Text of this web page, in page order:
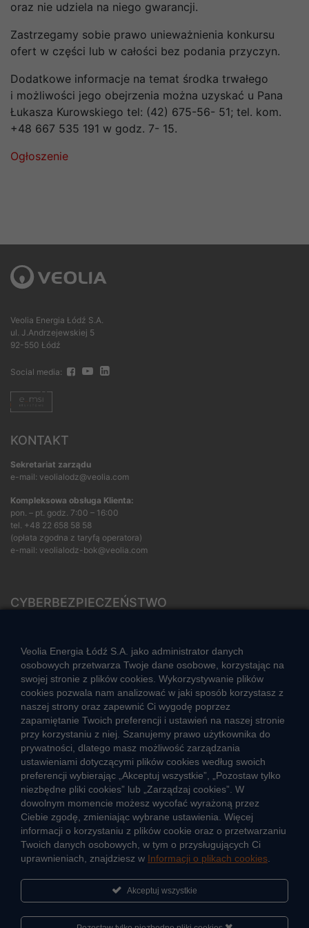
oraz nie udziela na niego gwarancji.
Zastrzegamy sobie prawo unieważnienia konkursu
ofert w części lub w całości bez podania przyczyn.
Dodatkowe informacje na temat środka trwałego
i możliwości jego obejrzenia można uzyskać u Pana
Łukasza Kurowskiego tel: (42) 675-56- 51; tel. kom.
+48 667 535 191 w godz. 7- 15.
Ogłoszenie
Veolia Energia Łódź S.A.
ul. J.Andrzejewskiej 5
92-550 Łódź
Social media:
KONTAKT
Sekretariat zarządu
e-mail: veolialodz@veolia.com
Kompleksowa obsługa Klienta:
pon. – pt. godz. 7:00 – 16:00
tel. +48 22 658 58 58
(opłata zgodna z taryfą operatora)
e-mail: veolialodz-bok@veolia.com
CYBERBEZPIECZEŃSTWO
CIEPŁO SYSTEMOWE
Zalety ciepła systemowego
Ciepło przez cały rok
Usługi okołociepłownicze
Informacje ciepła systemowego
JAK POWSTAJE CIEPŁO
ŹRÓDŁA CIEPŁA
Mapa sieci ciepłowniczej
KIERUNKI ROZWOJU SIECI CIEPŁOWNICZEJ
Veolia Energia Łódź S.A. jako administrator danych
osobowych przetwarza Twoje dane osobowe, korzystając na
swojej stronie z plików cookies. Wykorzystywanie plików
cookies pozwala nam analizować w jaki sposób korzystasz z
naszej strony oraz zapewnić Ci wygodę poprzez
zapamiętanie Twoich preferencji i ustawień na naszej stronie
przy korzystaniu z niej. Szanujemy prawo użytkownika do
prywatności, dlatego masz możliwość zarządzania
ustawieniami dotyczącymi plików cookies według swoich
preferencji wybierając „Akceptuj wszystkie”, „Pozostaw tylko
niezbędne pliki cookies” lub „Zarządzaj cookies”. W
dowolnym momencie możesz wycofać wyrażoną przez
Ciebie zgodę, zmieniając wybrane ustawienia. Więcej
informacji o korzystaniu z plików cookie oraz o przetwarzaniu
Twoich danych osobowych, w tym o przysługujących Ci
uprawnieniach, znajdziesz w Informacji o plikach cookies
Akceptuj wszystkie